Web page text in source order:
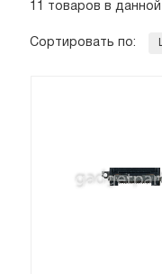
11 товаров в данной
Сортировать по: